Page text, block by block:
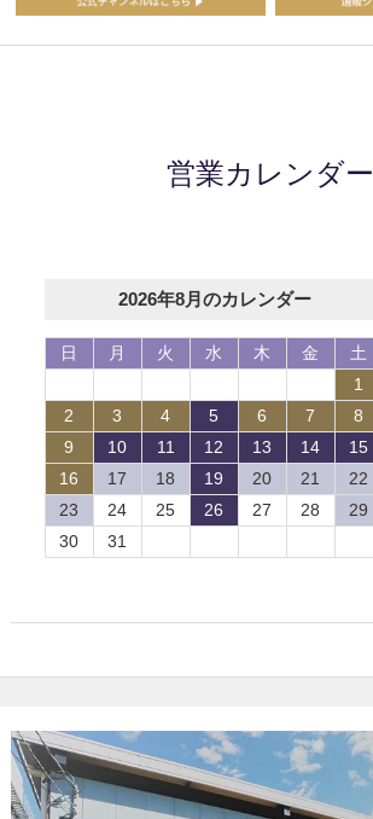
営業カレンダー
2026年8月のカレンダー
日 月 火 水 木 金
土
1
2
3 4 5 6 7
8
9
10 11 12 13 14
15
16
17 18 19 20 21
22
23
24 25 26 27 28
29
30
31